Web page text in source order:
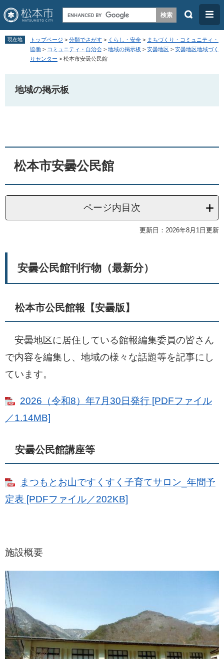
ペ
頭
。
メ
飛
て
検
メ
ニ
ュ
ー
現在地 トップページ > 分類でさがす > くらし・安全 > まちづくり・コミュニティ・
協働 > コミュニティ・自治会 > 地域の掲示板 > 安曇地区 > 安曇地区地域づく
りセンター > 松本市安曇公民館
地域の掲示板
松本市安曇公民館
ページ内目次
更新日：2026年8月1日更新
安曇公民館刊行物（最新分）
松本市公民館報【安曇版】
安曇地区に居住している館報編集委員の皆さん
で内容を編集し、地域の様々な話題等を記事にし
ています。
2026（令和8）年7月30日発行 [PDFファイル
／1.14MB]
安曇公民館講座等
まつもとお山ですくすく子育てサロン_年間予
定表 [PDFファイル／202KB]
施設概要